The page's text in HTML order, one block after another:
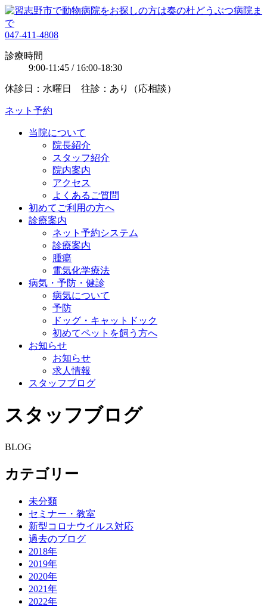
047-411-4808
診療時間
9:00-11:45 / 16:00-18:30
休診日：水曜日 往診：あり（応相談）
ネット予約
当院について
院長紹介
スタッフ紹介
院内案内
アクセス
よくあるご質問
初めてご利用の方へ
診療案内
ネット予約システム
診療案内
腫瘍
電気化学療法
病気・予防・健診
病気について
予防
ドッグ・キャットドック
初めてペットを飼う方へ
お知らせ
お知らせ
求人情報
スタッフブログ
スタッフブログ
BLOG
カテゴリー
未分類
セミナー・教室
新型コロナウイルス対応
過去のブログ
2018年
2019年
2020年
2021年
2022年